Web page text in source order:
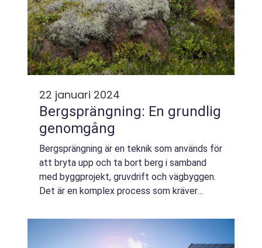
22 januari 2024
Bergsprängning: En grundlig
genomgång
Bergsprängning är en teknik som används för
att bryta upp och ta bort berg i samband
med byggprojekt, gruvdrift och vägbyggen.
Det är en komplex process som kräver
kompetens för att genomföras säkert och